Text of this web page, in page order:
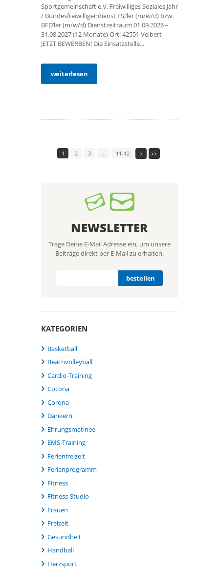
Sportgemeinschaft e.V. Freiwilliges Soziales Jahr
/ Bundesfreiwilligendienst FSJ‘ler (m/w/d) bzw.
BFD‘ler (m/w/d) Dienstzeitraum 01.09.2026 –
31.08.2027 (12 Monate) Ort: 42551 Velbert
JETZT BEWERBEN! Die Einsatzstelle...
weiterlesen
1 2 3 … 11-12
NEWSLETTER
Trage Deine E-Mail Adresse ein, um unsere
Beiträge direkt per E-Mail zu erhalten.
KATEGORIEN
Basketball
Beachvolleyball
Cardio-Training
Cocona
Corona
Dankern
Ehrungsmatinee
EMS-Training
Ferienfreizeit
Ferienprogramm
Fitness
Fitness-Studio
Frauen
Freizeit
Gesundheit
Handball
Herzsport